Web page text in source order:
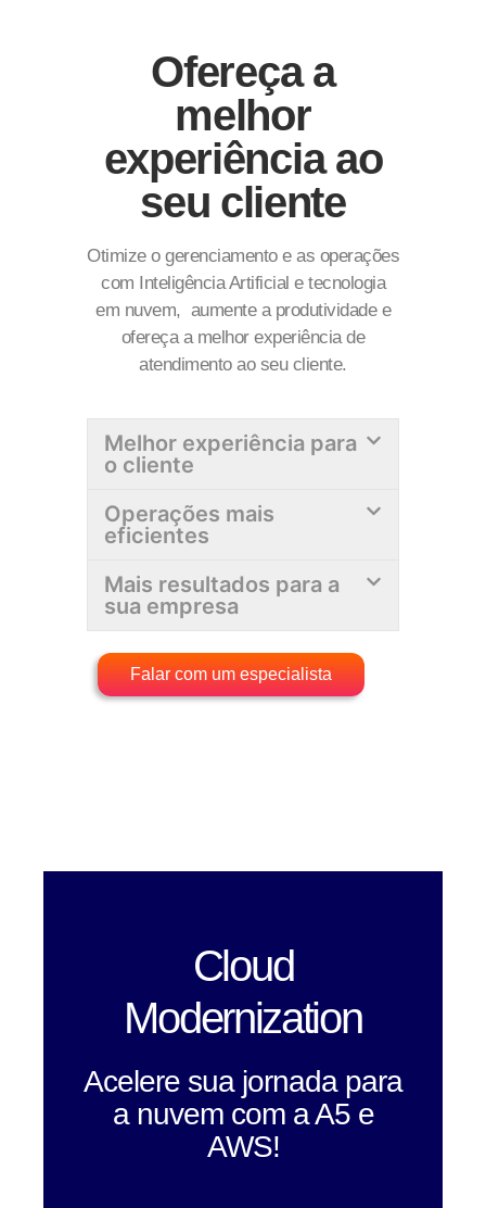
Ofereça a
melhor
experiência ao
seu cliente
Otimize o gerenciamento e as operações
com Inteligência Artificial e tecnologia
em nuvem, aumente a produtividade e
ofereça a melhor experiência de
atendimento ao seu cliente.
Melhor experiência para
o cliente
Operações mais
eficientes
Mais resultados para a
sua empresa
Falar com um especialista
Cloud
Modernization
Acelere sua jornada para
a nuvem com a A5 e
AWS!